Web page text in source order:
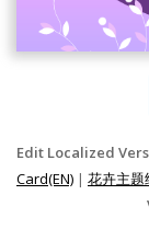
Edit Localized
Card(EN) | 花卉主题